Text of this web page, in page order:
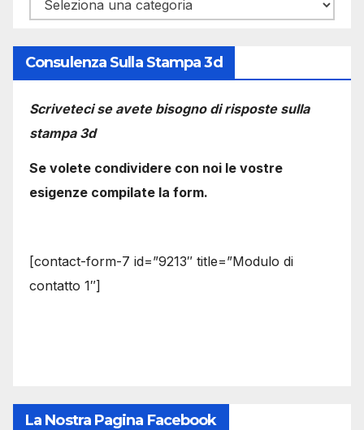
Consulenza Sulla Stampa 3d
Scriveteci se avete bisogno di risposte sulla
stampa 3d
Se volete condividere con noi le vostre
esigenze compilate la form.
[contact-form-7 id=”9213″ title=”Modulo di
contatto 1″]
La Nostra Pagina Facebook